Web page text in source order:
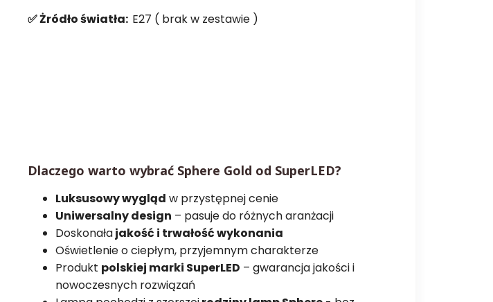
✅ Żródło światła: E27 ( brak w zestawie )
Dlaczego warto wybrać Sphere Gold od SuperLED?
Luksusowy wygląd w przystępnej cenie
Uniwersalny design – pasuje do różnych aranżacji
Doskonałajakość i trwałość wykonania
Oświetlenie o ciepłym, przyjemnym charakterze
Produkt polskiej marki SuperLED – gwarancja jakości i
nowoczesnych rozwiązań